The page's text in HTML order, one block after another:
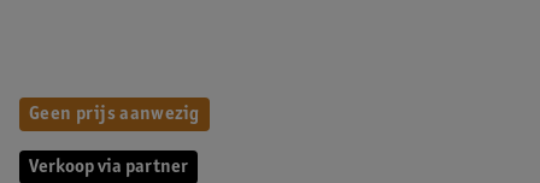
Verkoop via partner
Geen prijs aanwezig